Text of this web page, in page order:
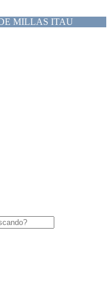
MILLAS ITAU